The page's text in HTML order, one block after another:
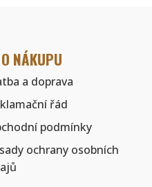
NÁKUPU
a doprava
řád
podmínky
ochrany osobních